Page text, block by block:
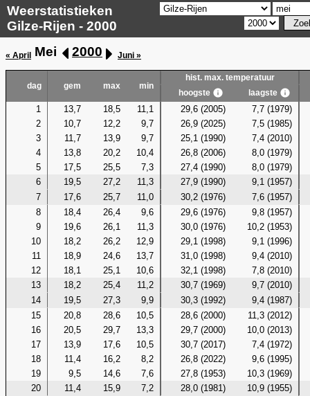
Weerstatistieken
Gilze-Rijen - 2000
« April Mei 2000 Juni »
dag gem max min
hist. max. temperatuur
hoogste
laagste
1 13,7 18,5 11,1 29,6 (2005)
7,7 (1979)
2
10,7 12,2 9,7 26,9 (2025)
7,5 (1985)
3
11,7 13,9 9,7 25,1 (1990)
7,4 (2010)
4
13,8 20,2 10,4 26,8 (2006)
8,0 (1979)
5
17,5 25,5 7,3 27,4 (1990)
8,0 (1979)
6
19,5 27,2 11,3 27,9 (1990)
9,1 (1957)
7
17,6 25,7 11,0 30,2 (1976)
7,6 (1957)
8
18,4 26,4 9,6 29,6 (1976)
9,8 (1957)
9
19,6 26,1 11,3 30,0 (1976)
10,2 (1953)
10
18,2 26,2 12,9 29,1 (1998)
9,1 (1996)
11
18,9 24,6 13,7 31,0 (1998)
9,4 (2010)
12
18,1 25,1 10,6 32,1 (1998)
7,8 (2010)
13
18,2 25,4 11,2 30,7 (1969)
9,7 (2010)
14
19,5 27,3 9,9 30,3 (1992)
9,4 (1987)
15
20,8 28,6 10,5 28,6 (2000)
11,3 (2012)
16
20,5 29,7 13,3 29,7 (2000)
10,0 (2013)
17
13,9 17,6 10,5 30,7 (2017)
7,4 (1972)
18
11,4 16,2 8,2 26,8 (2022)
9,6 (1995)
19
9,5 14,6 7,6 27,8 (1953)
10,3 (1969)
20
11,4 15,9 7,2 28,0 (1981)
10,9 (1955)